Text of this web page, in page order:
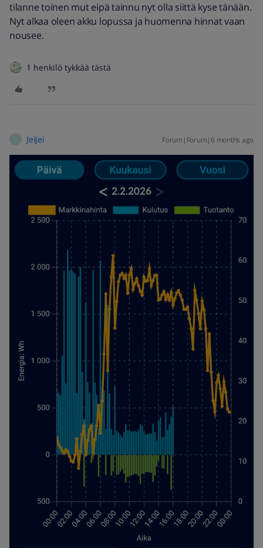
tilanne toinen mut eipä tainnu nyt olla siittä kyse tänään.
Nyt alkaa oleen akku lopussa ja huomenna hinnat vaan
nousee.
1 henkilö tykkää tästä
JeiJei Forum|Forum|6 months ago